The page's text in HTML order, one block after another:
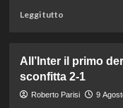
sto
preparazione
per
Us
Leggi tuttoLeggi
Italia
verso
gli
All’Inter il primo
sconfitta 2-1
Roberto Parisi 9